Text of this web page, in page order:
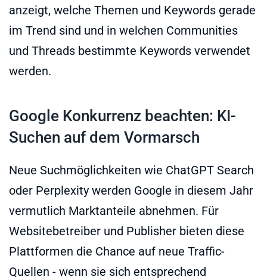
anzeigt, welche Themen und Keywords gerade
im Trend sind und in welchen Communities
und Threads bestimmte Keywords verwendet
werden.
Google Konkurrenz beachten: KI-
Suchen auf dem Vormarsch
Neue Suchmöglichkeiten wie ChatGPT Search
oder Perplexity werden Google in diesem Jahr
vermutlich Marktanteile abnehmen. Für
Websitebetreiber und Publisher bieten diese
Plattformen die Chance auf neue Traffic-
Quellen - wenn sie sich entsprechend